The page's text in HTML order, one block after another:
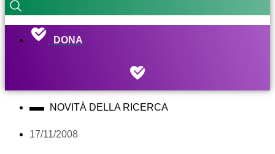
DONA
NOVITÀ DELLA RICERCA
17/11/2008